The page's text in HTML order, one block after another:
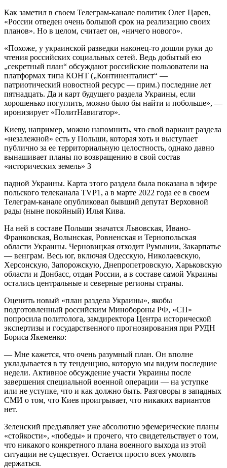
Как заметил в своем Телеграм-канале политик Олег Царев,
«России отведен очень большой срок на реализацию своих
планов». Но в целом, считает он, «ничего нового».
«Похоже, у украинской разведки наконец-то дошли руки до
чтения российских социальных сетей. Ведь добытый ею
„секретный план“ обсуждают российские пользователи на
платформах типа КОНТ („Континенталист“ —
патриотический новостной ресурс — прим.) последние лет
пятнадцать. Да и карт будущего раздела Украины, если
хорошенько погуглить, можно было бы найти и побольше», —
иронизирует «ПолитНавигатор».
Киеву, например, можно напомнить, что свой вариант раздела
«незалежной» есть у Польши, которая хоть и выступает
публично за ее территориальную целостность, однако давно
вынашивает планы по возвращению в свой состав
«исторических земель» З
падной Украины. Карта этого раздела была показана в эфире
польского телеканала TVP1, а в марте 2022 года ее в своем
Телеграм-канале опубликовал бывший депутат Верховной
рады (ныне покойный) Илья Кива.
На ней в составе Польши значатся Львовская, Ивано-
Франковская, Волынская, Ровненская и Тернопольская
области Украины. Черновицкая отходит Румынии, Закарпатье
— венграм. Весь юг, включая Одесскую, Николаевскую,
Херсонскую, Запорожскую, Днепропетровскую, Харьковскую
области и Донбасс, отдан России, а в составе самой Украины
остались центральные и северные регионы страны.
Оценить новый «план раздела Украины», якобы
подготовленный российским Минобороны РФ, «СП»
попросила политолога, замдиректора Центра исторической
экспертизы и государственного прогнозирования при РУДН
Бориса Якеменко:
— Мне кажется, что очень разумный план. Он вполне
укладывается в ту тенденцию, которую мы видим последние
недели. Активное обсуждение участи Украины после
завершения специальной военной операции — на уступке
или не уступке, что и как должно быть. Разговоры в западных
СМИ о том, что Киев проигрывает, что никаких вариантов
нет.
Зеленский предъявляет уже абсолютно эфемерические планы
«стойкости», «победы» и прочего, что свидетельствует о том,
что никакого конкретного плана военного выхода из этой
ситуации не существует. Остается просто всех умолять
держаться.